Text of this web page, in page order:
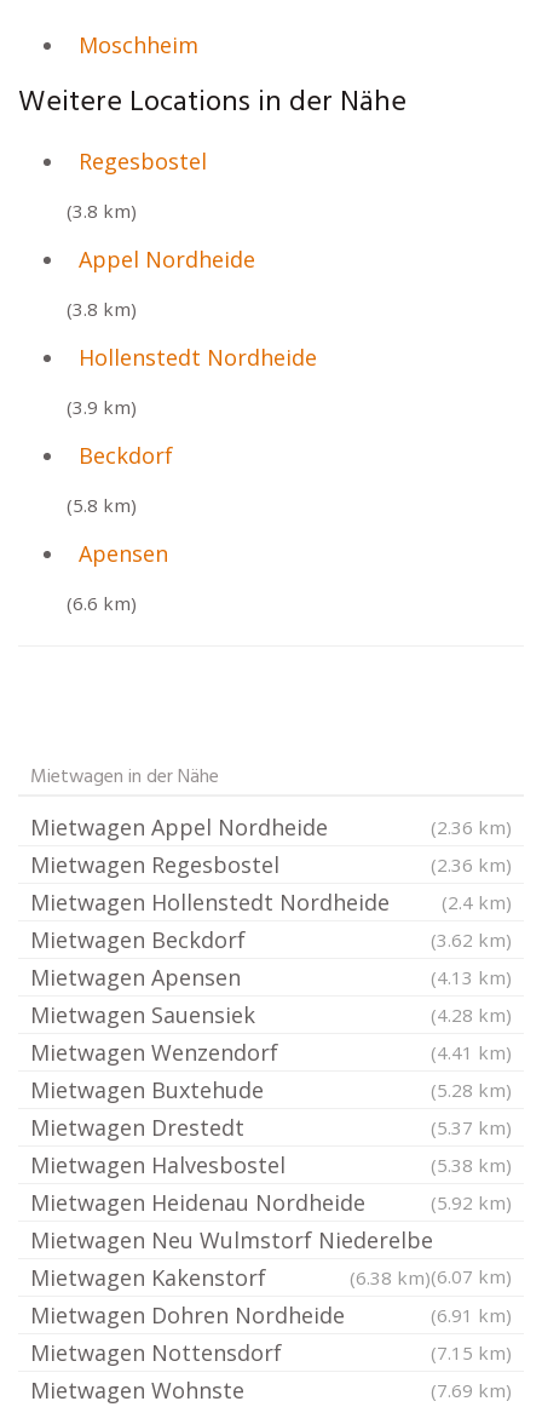
Moschheim
Weitere Locations in der Nähe
Regesbostel
(3.8 km)
Appel Nordheide
(3.8 km)
Hollenstedt Nordheide
(3.9 km)
Beckdorf
(5.8 km)
Apensen
(6.6 km)
Mietwagen in der Nähe
Mietwagen Appel Nordheide (2.36 km)
Mietwagen Regesbostel (2.36 km)
Mietwagen Hollenstedt Nordheide (2.4 km)
Mietwagen Beckdorf (3.62 km)
Mietwagen Apensen (4.13 km)
Mietwagen Sauensiek (4.28 km)
Mietwagen Wenzendorf (4.41 km)
Mietwagen Buxtehude (5.28 km)
Mietwagen Drestedt (5.37 km)
Mietwagen Halvesbostel (5.38 km)
Mietwagen Heidenau Nordheide (5.92 km)
Mietwagen Neu Wulmstorf Niederelbe
(6.07 km)
Mietwagen Kakenstorf (6.38 km)
Mietwagen Dohren Nordheide (6.91 km)
Mietwagen Nottensdorf (7.15 km)
Mietwagen Wohnste (7.69 km)